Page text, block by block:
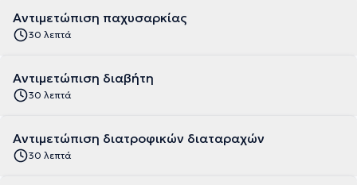
Αντιμετώπιση παχυσαρκίας
30 λεπτά
Αντιμετώπιση διαβήτη
30 λεπτά
Αντιμετώπιση διατροφικών διαταραχών
30 λεπτά